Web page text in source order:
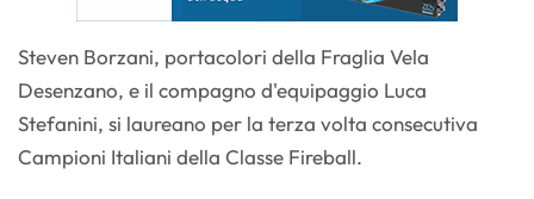
Steven Borzani, portacolori della Fraglia Vela
Desenzano, e il compagno d'equipaggio Luca
Stefanini, si laureano per la terza volta consecutiva
Campioni Italiani della Classe Fireball.